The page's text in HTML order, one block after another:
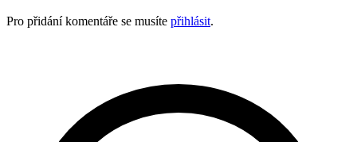
Pro přidání komentáře se musíte přihlásit.